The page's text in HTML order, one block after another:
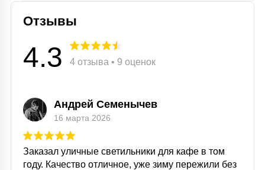
Отзывы
4.3 4 отзыва • 9 оценок
Андрей Семенычев
16 марта 2026
Заказал уличные светильники для кафе в том
году. Качество отличное, уже зиму пережили без